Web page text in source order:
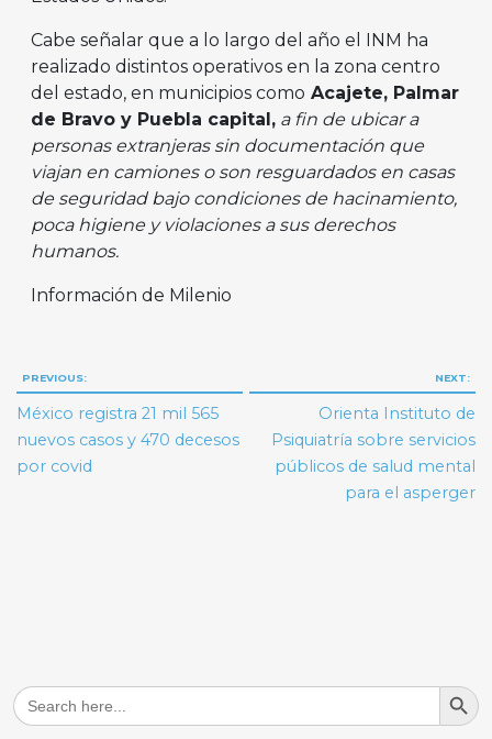
Cabe señalar que a lo largo del año el INM ha
realizado distintos operativos en la zona centro
del estado, en municipios como Acajete, Palmar
de Bravo y Puebla capital, a fin de ubicar a
personas extranjeras sin documentación que
viajan en camiones o son resguardados en casas
de seguridad bajo condiciones de hacinamiento,
poca higiene y violaciones a sus derechos
humanos.
Información de Milenio
Navegación
de
entradas
PREVIOUS:
México registra 21 mil 565
nuevos casos y 470 decesos
por covid
NEXT:
Orienta Instituto de
Psiquiatría sobre servicios
públicos de salud mental
para el asperger
Search
for:
Search